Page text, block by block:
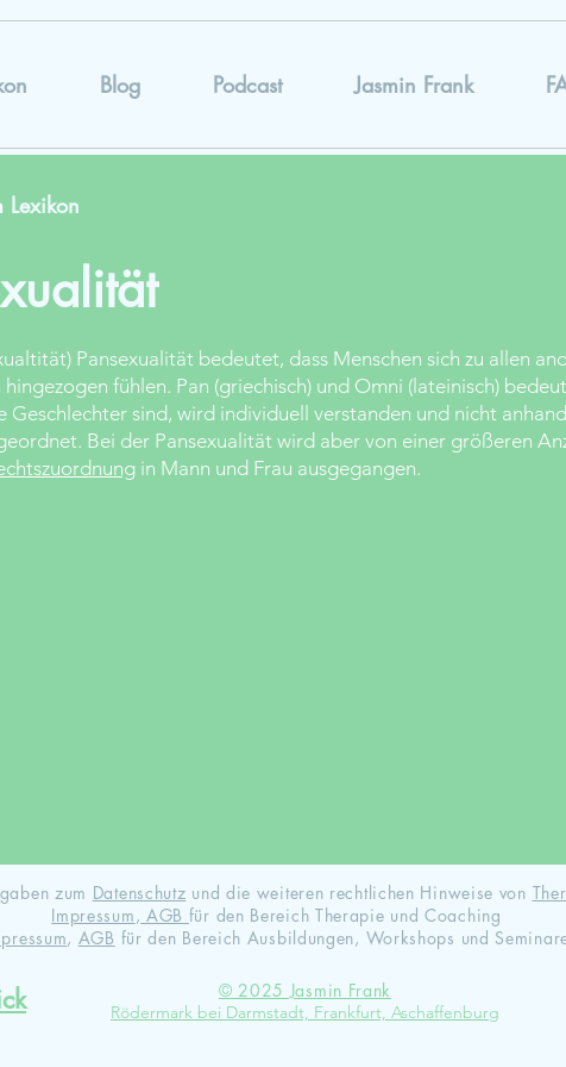
Blog Podcast Jasmin Frank
Lexikon
Pansexualität bedeutet, dass Menschen sich zu allen
hingezogen fühlen. Pan (griechisch) und Omni (lateinisch)
Geschlechter sind, wird individuell verstanden und nicht
Bei der Pansexualität wird aber von einer größeren
in Mann und Frau ausgegangen.
zum Datenschutz und die weiteren rechtlichen Hinweise von
Impressum, AGB für den Bereich Therapie und Coaching
, AGB für den Bereich Ausbildungen, Workshops und
© 2025 Jasmin Frank
Rödermark bei Darmstadt, Frankfurt, Aschaffenburg